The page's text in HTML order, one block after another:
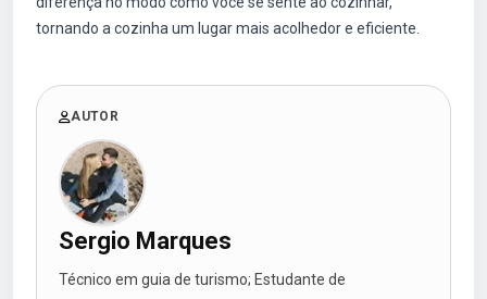
tornando a cozinha um lugar mais acolhedor e eficiente.
AUTOR
Sergio Marques
Técnico em guia de turismo; Estudante de